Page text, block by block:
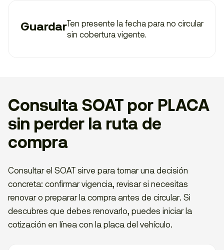
GuardarTen presente la fecha para no circular
sin cobertura vigente.
Consulta SOAT por PLACA
sin perder la ruta de
compra
Consultar el SOAT sirve para tomar una decisión
concreta: confirmar vigencia, revisar si necesitas
renovar o preparar la compra antes de circular. Si
descubres que debes renovarlo, puedes iniciar la
cotización en línea con la placa del vehículo.